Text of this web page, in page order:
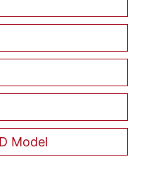
Model